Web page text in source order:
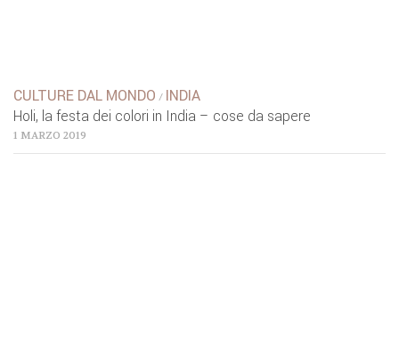
CULTURE DAL MONDO / INDIA
Holi, la festa dei colori in India – cose da sapere
1 MARZO 2019